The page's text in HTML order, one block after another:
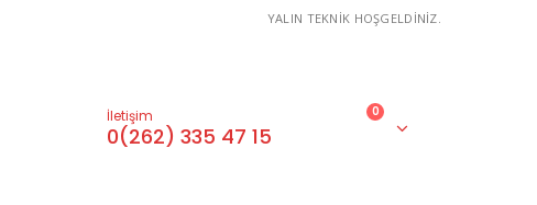
YALIN TEKNİK HOŞGELDİNİZ.
İletişim
0(262) 335 47 15
0